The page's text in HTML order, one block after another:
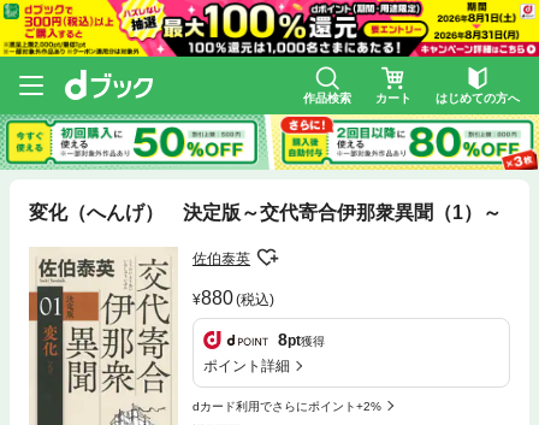
作品検索 カート はじめての方へ
変化（へんげ） 決定版～交代寄合伊那衆異聞（1）～
佐伯泰英
880(税込)
8pt獲得
ポイント詳細
dカード利用でさらにポイント+2%